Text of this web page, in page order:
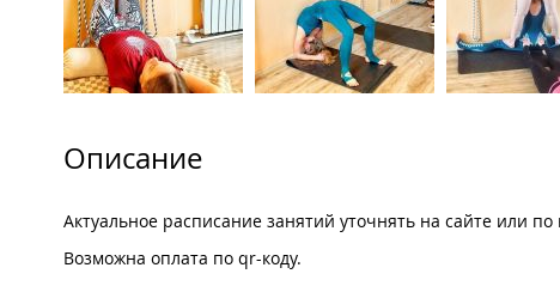
Описание
Актуальное расписание занятий уточнять на сайте или
Возможна оплата по qr-коду.